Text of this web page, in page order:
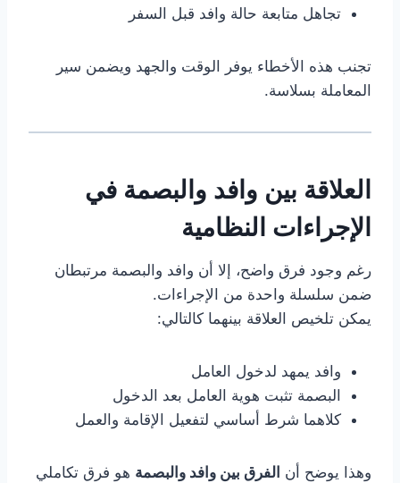
تجاهل متابعة حالة وافد قبل السفر
تجنب هذه الأخطاء يوفر الوقت والجهد ويضمن سير
المعاملة بسلاسة.
العلاقة بين وافد والبصمة في
الإجراءات النظامية
رغم وجود فرق واضح، إلا أن وافد والبصمة مرتبطان
ضمن سلسلة واحدة من الإجراءات.
يمكن تلخيص العلاقة بينهما كالتالي:
وافد يمهد لدخول العامل
البصمة تثبت هوية العامل بعد الدخول
كلاهما شرط أساسي لتفعيل الإقامة والعمل
وهذا يوضح أن الفرق بين وافد والبصمة هو فرق تكاملي